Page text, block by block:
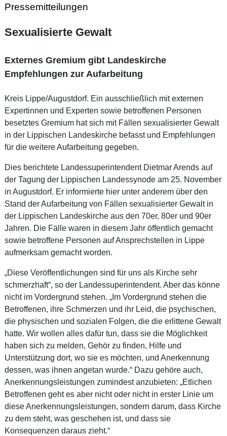
Pressemitteilungen
Sexualisierte Gewalt
Externes Gremium gibt Landeskirche
Empfehlungen zur Aufarbeitung
Kreis Lippe/Augustdorf. Ein ausschließlich mit externen
Expertinnen und Experten sowie betroffenen Personen
besetztes Gremium hat sich mit Fällen sexualisierter Gewalt
in der Lippischen Landeskirche befasst und Empfehlungen
für die weitere Aufarbeitung gegeben.
Dies berichtete Landessuperintendent Dietmar Arends auf
der Tagung der Lippischen Landessynode am 25. November
in Augustdorf. Er informierte hier unter anderem über den
Stand der Aufarbeitung von Fällen sexualisierter Gewalt in
der Lippischen Landeskirche aus den 70er, 80er und 90er
Jahren. Die Fälle waren in diesem Jahr öffentlich gemacht
sowie betroffene Personen auf Ansprechstellen in Lippe
aufmerksam gemacht worden.
„Diese Veröffentlichungen sind für uns als Kirche sehr
schmerzhaft“, so der Landessuperintendent. Aber das könne
nicht im Vordergrund stehen. „Im Vordergrund stehen die
Betroffenen, ihre Schmerzen und ihr Leid, die psychischen,
die physischen und sozialen Folgen, die die erlittene Gewalt
hatte. Wir wollen alles dafür tun, dass sie die Möglichkeit
haben sich zu melden, Gehör zu finden, Hilfe und
Unterstützung dort, wo sie es möchten, und Anerkennung
dessen, was ihnen angetan wurde.“ Dazu gehöre auch,
Anerkennungsleistungen zumindest anzubieten: „Etlichen
Betroffenen geht es aber nicht oder nicht in erster Linie um
diese Anerkennungsleistungen, sondern darum, dass Kirche
zu dem steht, was geschehen ist, und dass sie
Konsequenzen daraus zieht.“